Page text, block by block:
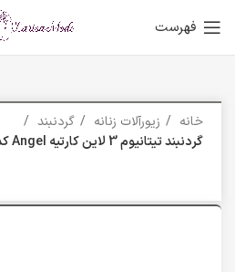
فهرست
خانه زیورآلات زنانه
گردنبند
گردنبند تیتانیوم 3 لاین کارتیه Angel کد ZG106